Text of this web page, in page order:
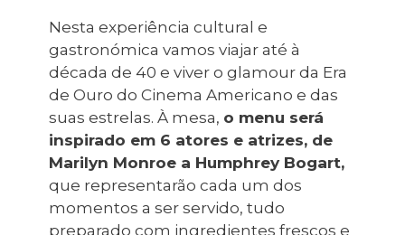
Nesta experiência cultural e
gastronómica vamos viajar até à
década de 40 e viver o glamour da Era
de Ouro do Cinema Americano e das
suas estrelas. À mesa, o menu será
inspirado em 6 atores e atrizes, de
Marilyn Monroe a Humphrey Bogart,
que representarão cada um dos
momentos a ser servido, tudo
preparado com ingredientes frescos e